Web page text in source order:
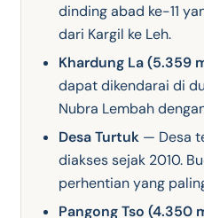
dinding abad ke-11
dari Kargil ke Leh.
Khardung La (5.359
dapat dikendarai di
Nubra Lembah
Desa Turtuk — Desa
diakses sejak 2010.
perhentian yang
Pangong Tso (4.350